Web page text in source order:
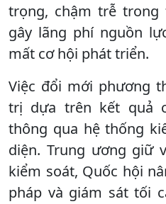
trọng, chậm trễ
gây lãng phí nguồn
mất cơ hội phát triển.
Việc đổi mới phương
trị dựa trên kết quả
thông qua hệ thống
diện. Trung ương giữ
kiểm soát, Quốc hội
pháp và giám sát tối